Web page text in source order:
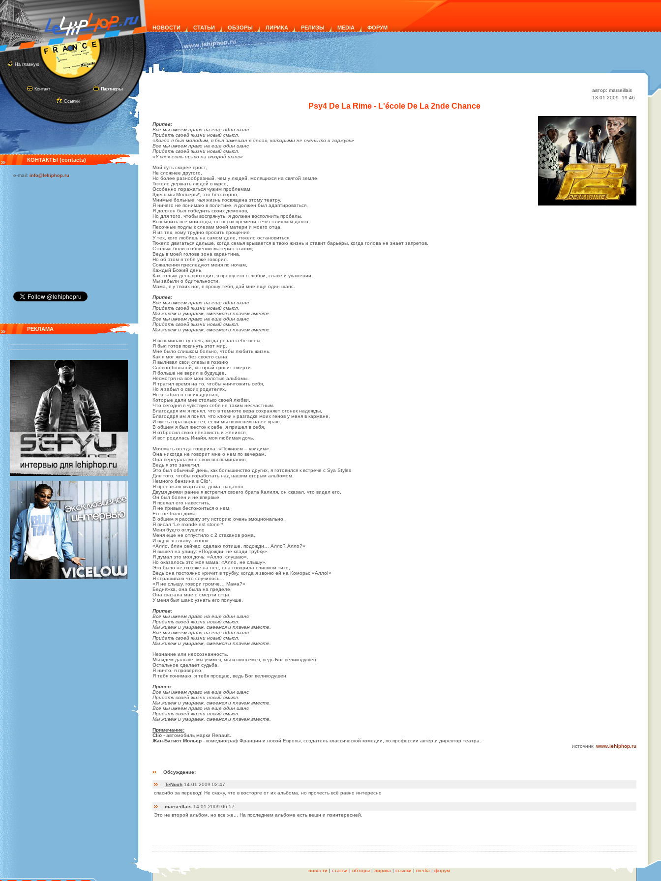
На главную
Контакт
Ссылки
Партнеры
НОВОСТИ СТАТЬИ ОБЗОРЫ ЛИРИКА РЕЛИЗЫ MEDIA ФОРУМ
КОНТАКТЫ (contacts)
e-mail: info@lehiphop.ru
РЕКЛАМА
автор: marseillais
13.01.2009 19:46
Psy4 De La Rime - L'école De La 2nde Chance
Припев:
Все мы имеем право на еще один шанс
Придать своей жизни новый смысл.
«Когда я был молодым, я был замешан в делах, которыми не очень то и горжусь»
Все мы имеем право на еще один шанс
Придать своей жизни новый смысл.
«У всех есть право на второй шанс»
Мой путь скорее прост,
Не сложнее другого,
Но более разнообразный, чем у людей, молящихся на святой земле.
Тяжело держать людей в курсе,
Особенно поражаться чужим проблемам.
Здесь мы Мольеры*, это бесспорно,
Мнимые больные, чья жизнь посвящена этому театру.
Я ничего не понимаю в политике, я должен был адаптироваться,
Я должен был победить своих демонов,
Но для того, чтобы воспрянуть, я должен восполнить пробелы,
Вспомнить все мои годы, но песок времени течет слишком долго,
Песочные подлы к слезам моей матери и моего отца.
Я из тех, кому трудно просить прощение
У тех, кого любишь на самом деле, тяжело остановиться,
Тяжело двигаться дальше, когда семья врывается в твою жизнь и ставит барьеры, когда голова не знает запретов.
Столько боли в общении матери с сыном,
Ведь в моей голове зона карантина,
Но об этом я тебе уже говорил.
Сожаления преследуют меня по ночам,
Каждый Божий день,
Как только день проходит, я прошу его о любви, славе и уважении.
Мы забыли о бдительности.
Мама, я у твоих ног, я прошу тебя, дай мне еще один шанс.
Припев:
Все мы имеем право на еще один шанс
Придать своей жизни новый смысл.
Мы живем и умираем, смеемся и плачем вместе.
Все мы имеем право на еще один шанс
Придать своей жизни новый смысл.
Мы живем и умираем, смеемся и плачем вместе.
Я вспоминаю ту ночь, когда резал себе вены,
Я был готов покинуть этот мир.
Мне было слишком больно, чтобы любить жизнь.
Как я мог жить без своего сына,
Я выливал свои слезы в поэзию
Словно больной, который просит смерти.
Я больше не верил в будущее,
Несмотря на все мои золотые альбомы.
Я тратил время на то, чтобы уничтожить себя,
Но я забыл о своих родителях,
Но я забыл о своих друзьях,
Которые дали мне столько своей любви,
Что сегодня я чувствую себя не таким несчастным.
Благодаря им я понял, что в темноте вера сохраняет огонек надежды,
Благодаря им я понял, что ключи к разгадке моих генов у меня в кармане,
И пусть гора вырастет, если мы повиснем на ее краю.
В общем я был жесток к себе, я пришел в себя,
Я отбросил свою ненависть и женился,
И вот родилась Инайя, моя любимая дочь.
Моя мать всегда говорила: «Поживем – увидим».
Она никогда не говорит мне о нем по вечерам,
Она передала мне свои воспоминания,
Ведь я это заметил.
Это был обычный день, как большинство других, я готовился к встрече с Sya Styles
Для того, чтобы поработать над нашим вторым альбомом.
Немного бензина в Clio*,
Я проезжаю кварталы, дома, пацанов.
Двумя днями ранее я встретил своего брата Калиля, он сказал, что видел его,
Он был болен и не впервые.
Я поехал его навестить,
Я не привык беспокоиться о нем,
Его не было дома.
В общем я расскажу эту историю очень эмоционально.
Я писал “Le monde est stone”*,
Меня будто оглушило
Меня еще не отпустило с 2 стаканов рома,
И вдруг я слышу звонок.
«Алло, блин сейчас, сделаю потише, подожди… Алло? Алло?»
Я вышел на улицу: «Подожди, не клади трубку».
Я думал это моя дочь: «Алло, слушаю».
Но оказалось это моя мама: «Алло, не слышу».
Это было не похоже на нее, она говорила слишком тихо,
Ведь она постоянно кричит в трубку, когда я звоню ей на Коморы: «Алло!»
Я спрашиваю что случилось…
«Я не слышу, говори громче… Мама?»
Бедняжка, она была на пределе.
Она сказала мне о смерти отца,
У меня был шанс узнать его получше.
Припев:
Все мы имеем право на еще один шанс
Придать своей жизни новый смысл.
Мы живем и умираем, смеемся и плачем вместе.
Все мы имеем право на еще один шанс
Придать своей жизни новый смысл.
Мы живем и умираем, смеемся и плачем вместе.
Незнание или неосознанность.
Мы идем дальше, мы учимся, мы извиняемся, ведь Бог великодушен,
Остальное сделает судьба,
Я ничто, я проверяю,
Я тебя понимаю, я тебя прощаю, ведь Бог великодушен.
Припев:
Все мы имеем право на еще один шанс
Придать своей жизни новый смысл.
Мы живем и умираем, смеемся и плачем вместе.
Все мы имеем право на еще один шанс
Придать своей жизни новый смысл.
Мы живем и умираем, смеемся и плачем вместе.
Примечание:
Clio - автомобиль марки Renault.
Жан-Батист Мольер - комедиограф Франции и новой Европы, создатель классической комедии, по профессии актёр и директор театра.
источник: www.lehiphop.ru
Обсуждение:
TeNoch 14.01.2009 02:47
спасибо за перевод! Не скажу, что в восторге от их альбома, но прочесть всё равно интересно
marseillais 14.01.2009 06:57
Это не второй альбом, но все же... На последнем альбоме есть вещи и поинтересней.
новости | статьи | обзоры | лирика | ссылки | media | форум